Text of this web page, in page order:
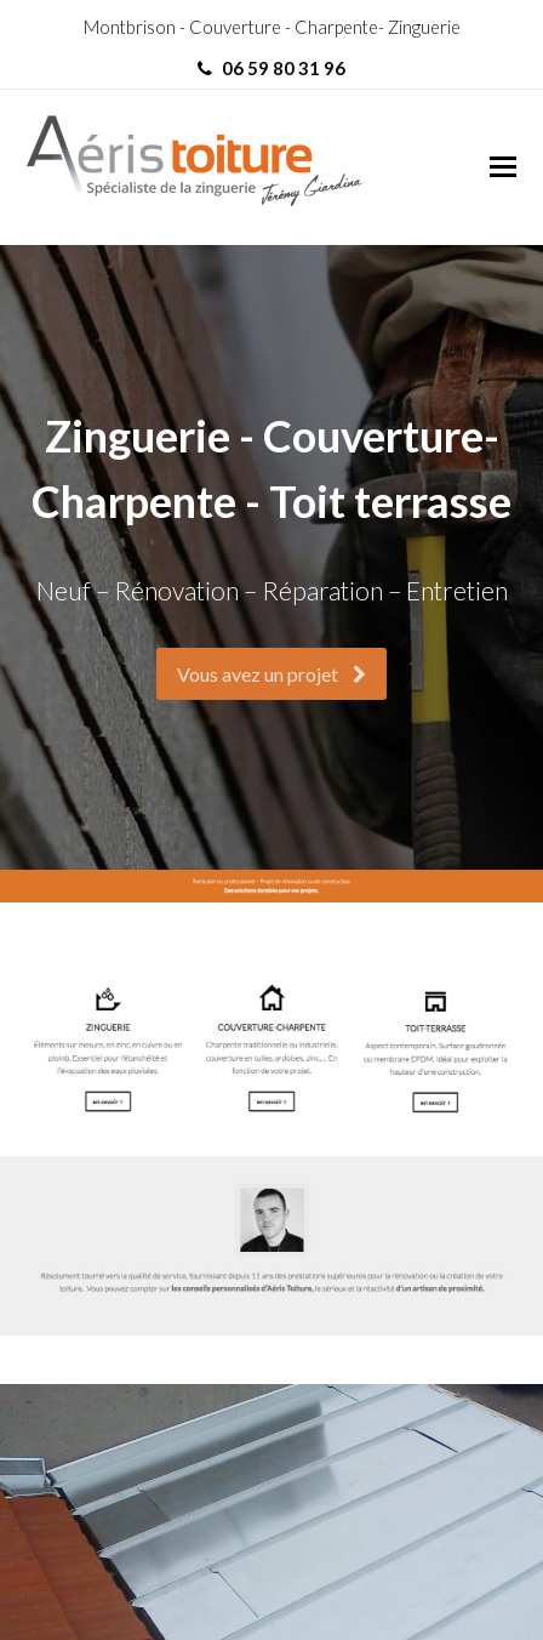
Montbrison - Couverture - Charpente- Zinguerie
06 59 80 31 96
Zinguerie - Couverture-
Charpente - Toit terrasse
Neuf – Rénovation – Réparation – Entretien
Vous avez un projet